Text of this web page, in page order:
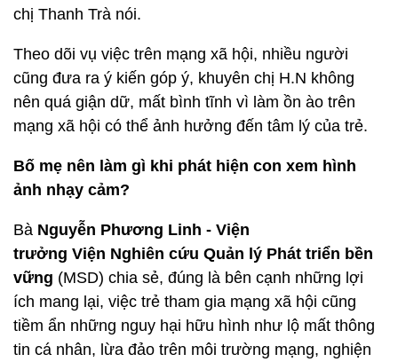
chị Thanh Trà nói.
Theo dõi vụ việc trên mạng xã hội, nhiều người
cũng đưa ra ý kiến góp ý, khuyên chị H.N không
nên quá giận dữ, mất bình tĩnh vì làm ồn ào trên
mạng xã hội có thể ảnh hưởng đến tâm lý của trẻ.
Bố mẹ nên làm gì khi phát hiện con xem hình
ảnh nhạy cảm?
Bà Nguyễn Phương Linh - Viện
trưởng Viện Nghiên cứu Quản lý Phát triển bền
vững (MSD) chia sẻ, đúng là bên cạnh những lợi
ích mang lại, việc trẻ tham gia mạng xã hội cũng
tiềm ẩn những nguy hại hữu hình như lộ mất thông
tin cá nhân, lừa đảo trên môi trường mạng, nghiện